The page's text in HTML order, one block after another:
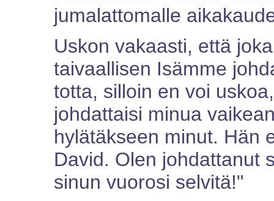
jumalattomalle
Uskon vakaasti, että
taivaallisen Isämme
totta, silloin en voi
johdattaisi minua
hylätäkseen minut. Hän
David. Olen johdattanut
sinun vuorosi selvitä!"